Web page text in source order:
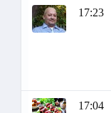
17:23
17:04